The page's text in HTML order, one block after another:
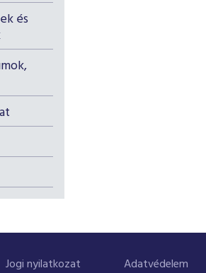
és
Jogi nyilatkozat Adatvédelem